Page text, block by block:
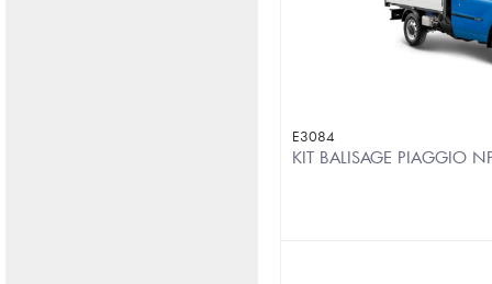
E3084
KIT BALISAGE PIAGGIO